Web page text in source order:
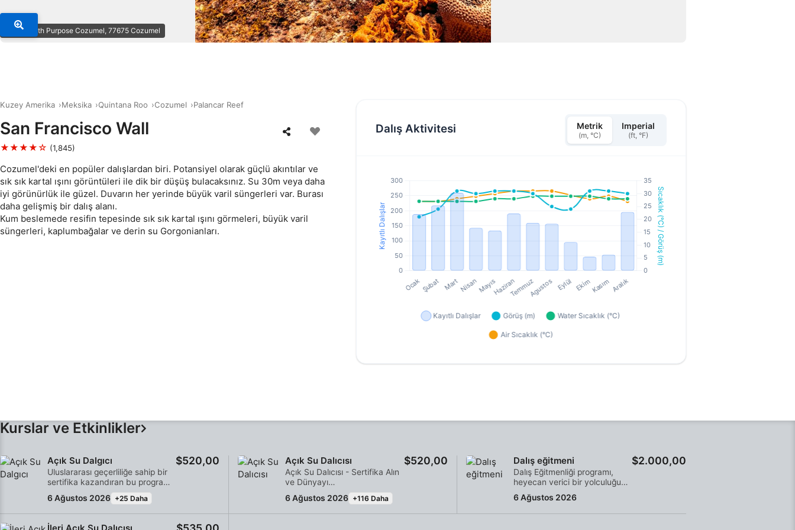
© Dive with Purpose Cozumel, 77675 Cozumel
Kuzey Amerika Meksika Quintana Roo Cozumel Palancar Reef
San Francisco Wall
★★★★☆ (1,845)
Cozumel'deki en popüler dalışlardan biri. Potansiyel olarak güçlü akıntılar ve
sık sık kartal ışını görüntüleri ile dik bir düşüş bulacaksınız. Su 30m veya daha
iyi görünürlük ile güzel. Duvarın her yerinde büyük varil süngerleri var. Burası
daha gelişmiş bir dalış alanı.
Kum beslemede resifin tepesinde sık sık kartal ışını görmeleri, büyük varil
süngerleri, kaplumbağalar ve derin su Gorgonianları.
Dalış Aktivitesi Metrik
(m, °C)
Imperial
(ft, °F)
Kurslar ve Etkinlikler
Açık Su Dalgıcı
Uluslararası geçerliliğe sahip bir
sertifika kazandıran bu program,
sertifikalı bir dalgıç olarak
maceralarınıza başlamak için
idealdir. Kişiselleştirilmiş eğitim ile
suda yapılan uygulamalı
6 Ağustos 2026 +25 Daha
$520,00 Açık Su Dalıcısı
Açık Su Dalıcısı - Sertifika Alın
ve Dünyayı
Keşfedin!Okyanusu kıyıdan
izlemeyi bırakın ve resmi bir
kaşif olun. Bu uluslararası
6 Ağustos 2026 +116 Daha
$520,00 Dalış eğitmeni
Dalış Eğitmenliği programı,
heyecan verici bir yolculuğun
ilk adımıdır. Dalış
arkadaşlarınızın saygısını
kazanın ve Dalış Eğitmenliği
6 Ağustos 2026
$2.000,00